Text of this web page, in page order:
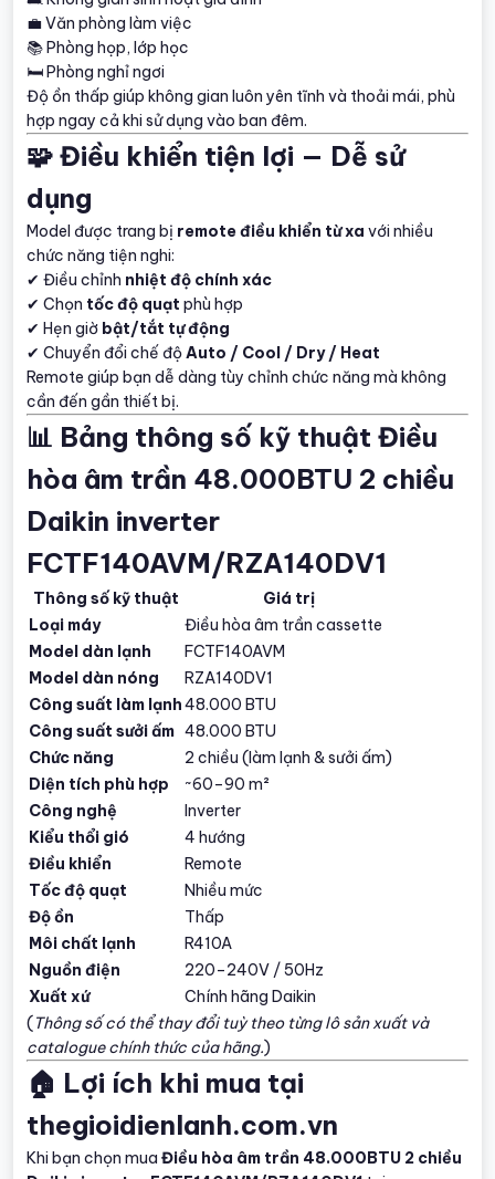
💼 Văn phòng làm việc
📚 Phòng họp, lớp học
🛏️ Phòng nghỉ ngơi
Độ ồn thấp giúp không gian luôn yên tĩnh và thoải mái, phù
hợp ngay cả khi sử dụng vào ban đêm.
🧩 Điều khiển tiện lợi — Dễ sử
dụng
Model được trang bị remote điều khiển từ xa với nhiều
chức năng tiện nghi:
✔ Điều chỉnh nhiệt độ chính xác
✔ Chọn tốc độ quạt phù hợp
✔ Hẹn giờ bật/tắt tự động
✔ Chuyển đổi chế độAuto / Cool / Dry / Heat
Remote giúp bạn dễ dàng tùy chỉnh chức năng mà không
cần đến gần thiết bị.
📊 Bảng thông số kỹ thuật Điều
hòa âm trần 48.000BTU 2 chiều
Daikin inverter
FCTF140AVM/RZA140DV1
Thông số kỹ thuật
Giá trị
Loại máy
Điều hòa âm trần cassette
Model dàn lạnh
FCTF140AVM
Model dàn nóng
RZA140DV1
Công suất làm lạnh48.000 BTU
Công suất sưởi ấm 48.000 BTU
Chức năng
2 chiều (làm lạnh & sưởi ấm)
Diện tích phù hợp
~60–90 m²
Công nghệ
Inverter
Kiểu thổi gió
4 hướng
Điều khiển
Remote
Tốc độ quạt
Nhiều mức
Độ ồn
Thấp
Môi chất lạnh
R410A
Nguồn điện
220–240V / 50Hz
Xuất xứ
Chính hãng Daikin
(Thông số có thể thay đổi tuỳ theo từng lô sản xuất và
catalogue chính thức của hãng.)
🏠 Lợi ích khi mua tại
thegioidienlanh.com.vn
Khi bạn chọn mua Điều hòa âm trần 48.000BTU 2 chiều